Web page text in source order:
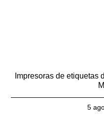
Impresoras de etiquetas
5